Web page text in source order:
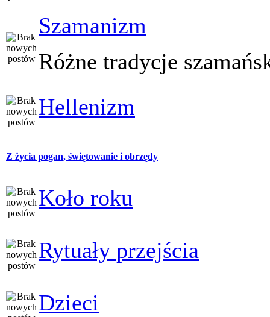
Szamanizm
Różne tradycje
Hellenizm
Z życia pogan, świętowanie i obrzędy
Koło roku
Rytuały przejścia
Dzieci